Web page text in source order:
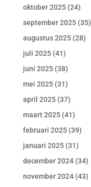
oktober 2025(24)
september 2025(35)
augustus 2025(28)
juli 2025(41)
juni 2025(38)
mei 2025(31)
april 2025(37)
maart 2025(41)
februari 2025(39)
januari 2025(31)
december 2024(34)
november 2024(43)